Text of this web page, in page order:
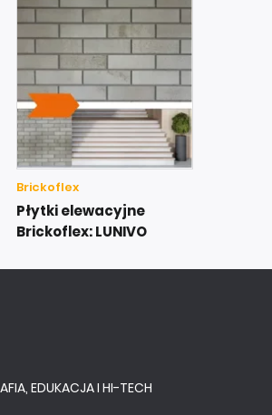
Brickoflex
Płytki elewacyjne
Brickoflex: LUNIVO
EDUKACJA I HI-TECH